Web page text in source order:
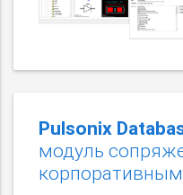
Pulsonix
модуль